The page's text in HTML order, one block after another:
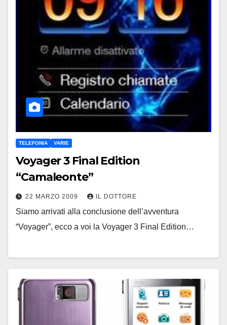
TELEFONIA VARIE
Voyager 3 Final Edition
“Camaleonte”
22 MARZO 2009 IL DOTTORE
Siamo arrivati alla conclusione dell’avventura
“Voyager”, ecco a voi la Voyager 3 Final Edition…